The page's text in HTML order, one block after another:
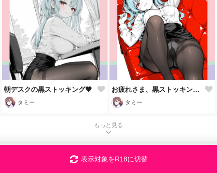
朝デスクの黒ストッキング🖤
タミー
お疲れさま、黒ストッキングだよ🖤
タミー
もっと見る
表示対象をR18に切替